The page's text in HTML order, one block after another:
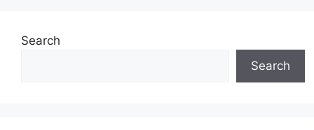
Search
Search